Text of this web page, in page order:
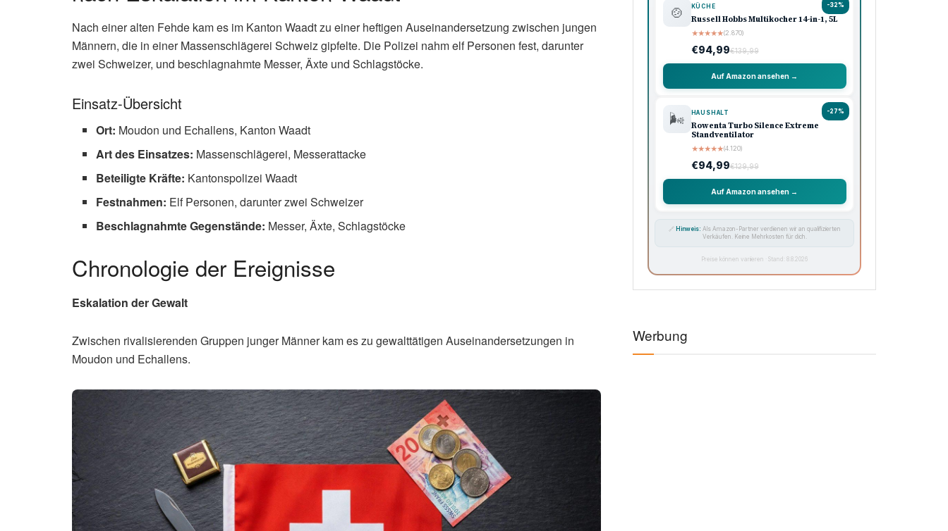
Nach einer alten Fehde kam es im Kanton Waadt zu einer heftigen Auseinandersetzung zwischen jungen
Männern, die in einer Massenschlägerei Schweiz gipfelte. Die Polizei nahm elf Personen fest, darunter
zwei Schweizer, und beschlagnahmte Messer, Äxte und Schlagstöcke.
Einsatz-Übersicht
Ort: Moudon und Echallens, Kanton Waadt
Art des Einsatzes: Massenschlägerei, Messerattacke
Beteiligte Kräfte: Kantonspolizei Waadt
Festnahmen: Elf Personen, darunter zwei Schweizer
Beschlagnahmte Gegenstände: Messer, Äxte, Schlagstöcke
Chronologie der Ereignisse
Eskalation der Gewalt
Zwischen rivalisierenden Gruppen junger Männer kam es zu gewalttätigen Auseinandersetzungen in
Moudon und Echallens.
-32%
🍲 KÜCHE
Russell Hobbs Multikocher 14-in-1, 5L
★★★★★(2.870)
€94,99€139,99
Auf Amazon ansehen →
-27%
🌬️ HAUSHALT
Rowenta Turbo Silence Extreme
Standventilator
★★★★★(4.120)
€94,99€129,99
Auf Amazon ansehen →
🔗 Hinweis: Als Amazon-Partner verdienen wir an qualifizierten
Verkäufen. Keine Mehrkosten für dich.
Preise können variieren · Stand: 8.8.2026
Werbung